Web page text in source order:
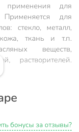
для
для
стекло, металл,
кожа, ткань и т.п.
веществ,
растворителей.
бонусы за отзывы?